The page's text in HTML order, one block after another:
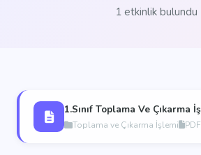
1 etkinlik bulundu
Toplama ve Çıkarma İşlemi PDF